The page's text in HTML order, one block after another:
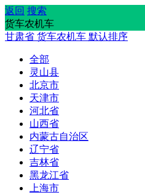
返回 搜索
货车农机车
甘肃省 货车农机车 默认排序
全部
灵山县
北京市
天津市
河北省
山西省
内蒙古自治区
辽宁省
吉林省
黑龙江省
上海市